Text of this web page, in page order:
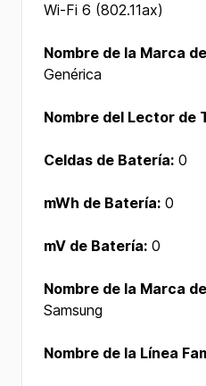
Wi-Fi 6 (802.11ax)
Nombre de la Marca
Genérica
Nombre del Lector de
Celdas de Batería: 0
mWh de Batería: 0
mV de Batería: 0
Nombre de la Marca
Samsung
Nombre de la Línea